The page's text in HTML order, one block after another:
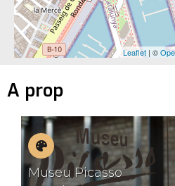
Leaflet | ©
A prop
Museus
Museu Picasso